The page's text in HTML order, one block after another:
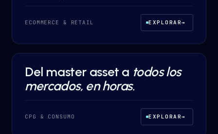
ECOMMERCE & RETAIL EXPLORAR→
AI AUTOMATION · CPG & CONSUMO
Del master asset a todos los
mercados, en horas.
CPG & CONSUMO EXPLORAR→